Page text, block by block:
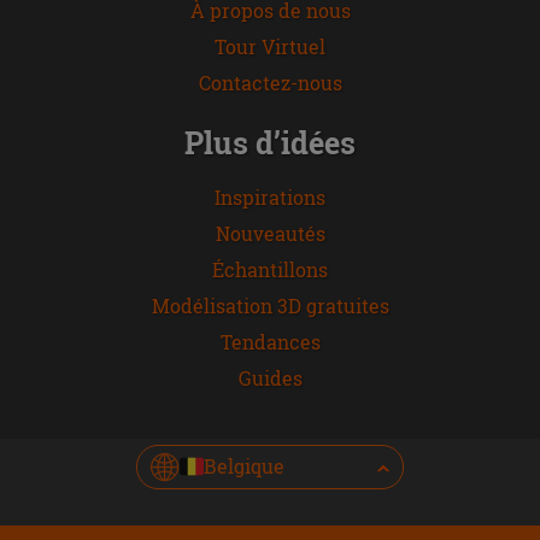
À propos de nous
Tour Virtuel
Contactez-nous
Plus d’idées
Inspirations
Nouveautés
Échantillons
Modélisation 3D gratuites
Tendances
Guides
Belgique